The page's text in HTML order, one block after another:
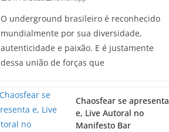
O underground brasileiro é reconhecido
mundialmente por sua diversidade,
autenticidade e paixão. E é justamente
dessa união de forças que
Chaosfear se apresenta
e, Live Autoral no
Manifesto Bar